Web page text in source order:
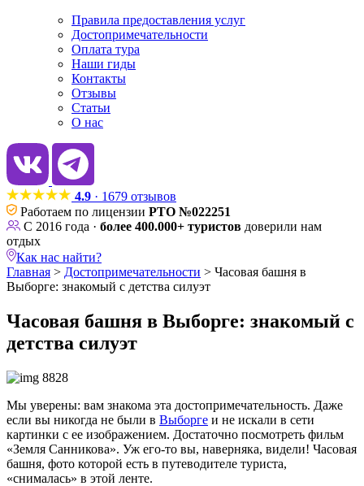
Правила предоставления услуг
Достопримечательности
Оплата тура
Наши гиды
Контакты
Отзывы
Статьи
О нас
4.9 · 1679 отзывов
Работаем по лицензии РТО №022251
С 2016 года · более 400.000+ туристов доверили нам
отдых
Как нас найти?
Главная > Достопримечательности > Часовая башня в
Выборге: знакомый с детства силуэт
Часовая башня в Выборге: знакомый с
детства силуэт
Мы уверены: вам знакома эта достопримечательность. Даже
если вы никогда не были в Выборге и не искали в сети
картинки с ее изображением. Достаточно посмотреть фильм
«Земля Санникова». Уж его-то вы, наверняка, видели! Часовая
башня, фото которой есть в путеводителе туриста,
«снималась» в этой ленте.